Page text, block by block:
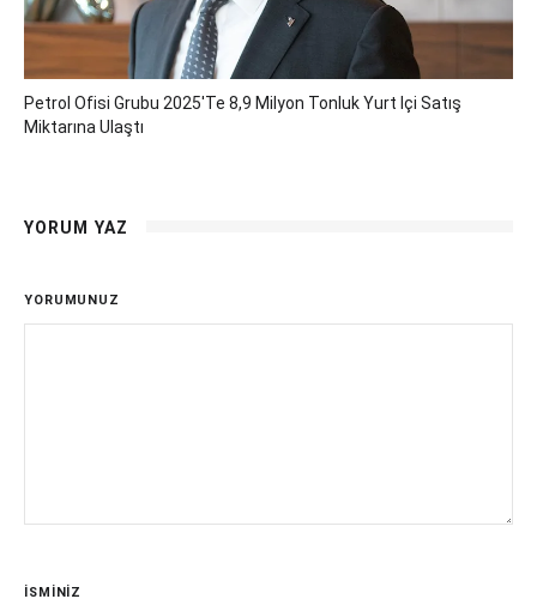
Petrol Ofisi Grubu 2025'te 8,9 Milyon Tonluk Yurt Içi Satış
Miktarına Ulaştı
YORUM YAZ
YORUMUNUZ
İSMİNİZ